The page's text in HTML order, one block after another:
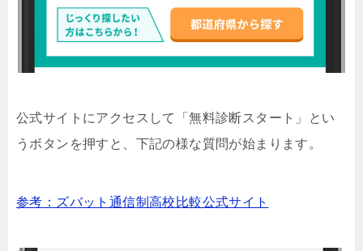
公式サイトにアクセスして「無料診断スタート」とい
うボタンを押すと、下記の様な質問が始まります。
参考：ズバット通信制高校比較公式サイト